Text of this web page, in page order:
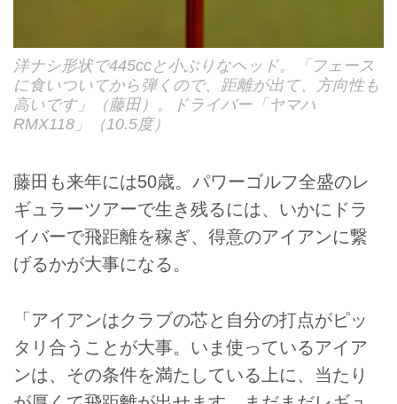
洋ナシ形状で445ccと小ぶりなヘッド。「フェース
に食いついてから弾くので、距離が出て、方向性も
高いです」（藤田）。ドライバー「ヤマハ
RMX118」（10.5度）
藤田も来年には50歳。パワーゴルフ全盛のレ
ギュラーツアーで生き残るには、いかにドラ
イバーで飛距離を稼ぎ、得意のアイアンに繋
げるかが大事になる。
「アイアンはクラブの芯と自分の打点がピッ
タリ合うことが大事。いま使っているアイア
ンは、その条件を満たしている上に、当たり